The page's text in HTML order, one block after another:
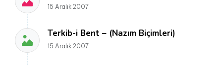
15 Aralık 2007
Terkib-i Bent – (Nazım Biçimleri)
15 Aralık 2007